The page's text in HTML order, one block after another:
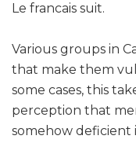
Le francais suit.
Various groups in
that make them
some cases, this
perception that
somehow deficient